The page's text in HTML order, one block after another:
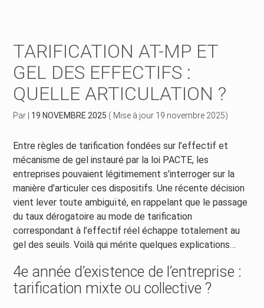
Développer votre entreprise
Construire votre patrimoine
Être prêt pour la facturation électronique
Gérer vos ressources humaines
Dématérialiser vos documents
TARIFICATION AT-MP ET
GEL DES EFFECTIFS :
QUELLE ARTICULATION ?
Par 19 NOVEMBRE 2025 ( Mise à jour 19 novembre 2025)
Entre règles de tarification fondées sur l’effectif et
mécanisme de gel instauré par la loi PACTE, les
entreprises pouvaient légitimement s’interroger sur la
manière d’articuler ces dispositifs. Une récente décision
vient lever toute ambiguïté, en rappelant que le passage
du taux dérogatoire au mode de tarification
correspondant à l’effectif réel échappe totalement au
gel des seuils. Voilà qui mérite quelques explications…
4e année d’existence de l’entreprise :
tarification mixte ou collective ?